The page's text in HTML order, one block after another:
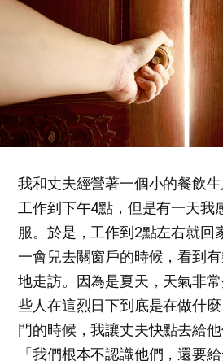
我和丈夫經營著一個小的餐飲
工作到下午4點，但是有一天我
服。於是，工作到2點左右就回
一會兒去關窗戶的時候，看到
地走訪。因為是夏天，天氣非
些人在這烈日下到底是在做什
門的時候，我讓丈夫快點去給
「我們根本不認識他們，還要